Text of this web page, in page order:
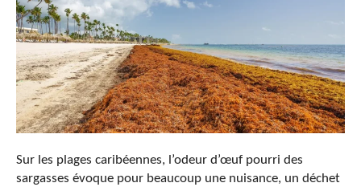
Sur les plages caribéennes, l’odeur d’œuf pourri des
sargasses évoque pour beaucoup une nuisance, un déchet